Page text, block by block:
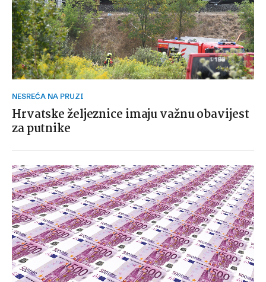
NESREĆA NA PRUZI
Hrvatske željeznice imaju važnu obavijest
za putnike